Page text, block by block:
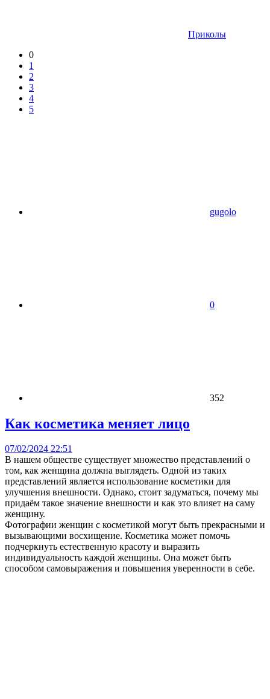
Приколы
0
1
2
3
4
5
gugolo
0
352
Как косметика меняет лицо
07/02/2024 22:51
В нашем обществе существует множество представлений о
том, как женщина должна выглядеть. Одной из таких
представлений является использование косметики для
улучшения внешности. Однако, стоит задуматься, почему мы
придаём такое значение внешности и как это влияет на саму
женщину.
Фотографии женщин с косметикой могут быть прекрасными и
вызывающими восхищение. Косметика может помочь
подчеркнуть естественную красоту и выразить
индивидуальность каждой женщины. Она может быть
способом самовыражения и повышения уверенности в себе.